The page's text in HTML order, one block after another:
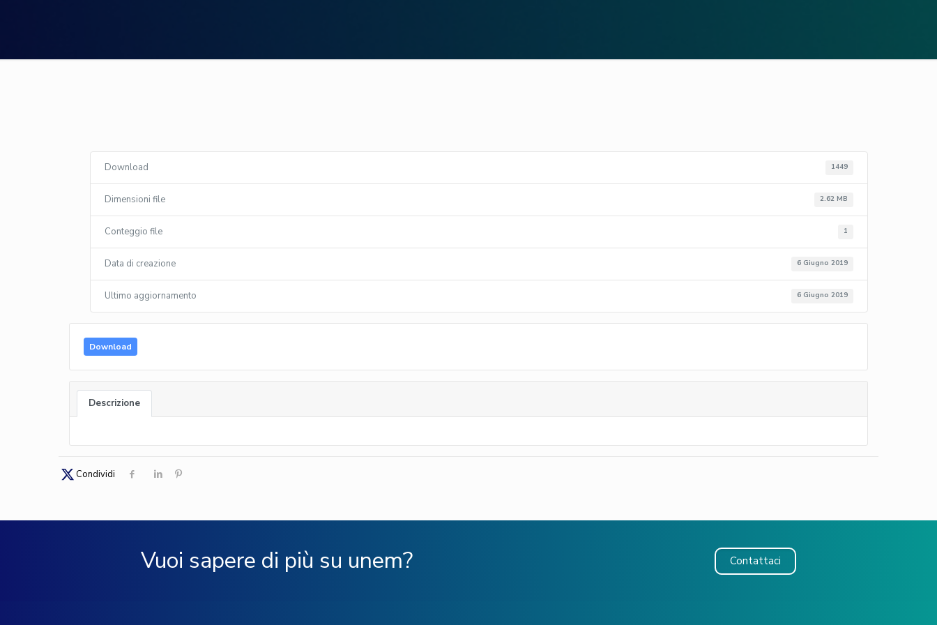
Download 1449
Dimensioni file 2.62 MB
Conteggio file 1
Data di creazione 6 Giugno 2019
Ultimo aggiornamento 6 Giugno 2019
Download
Descrizione
Condividi
Vuoi sapere di più su unem? Contattaci